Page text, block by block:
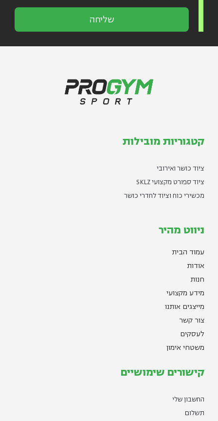
שליחה
קטגוריות מובילות
ציוד כושר ואירובי
ציוד ספורט מקצועי SKLZ
מכשירי כוח וציוד לחדרי כושר
ניווט מהיר
עמוד הבית
אודות
חנות
מידע מקצועי
מייצגים אותנו
צור קשר
לעסקים
משטחי אימון
קישורים שימושיים
החשבון שלי
תשלום